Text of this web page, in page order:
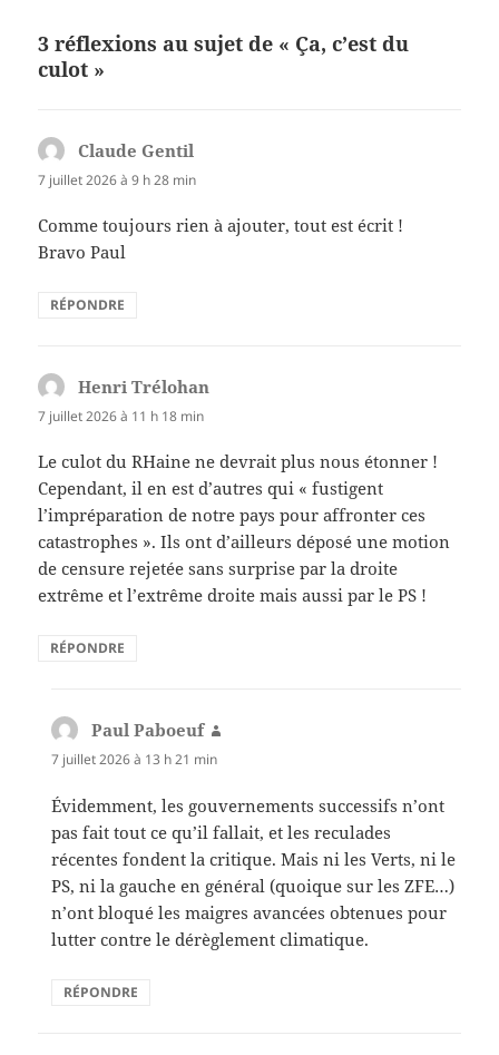
3 réflexions au sujet de « Ça, c’est du
culot »
Claude Gentil
7 juillet 2026 à 9 h 28 min
Comme toujours rien à ajouter, tout est écrit !
Bravo Paul
RÉPONDRE
Henri Trélohan
7 juillet 2026 à 11 h 18 min
Le culot du RHaine ne devrait plus nous étonner !
Cependant, il en est d’autres qui « fustigent
l’impréparation de notre pays pour affronter ces
catastrophes ». Ils ont d’ailleurs déposé une motion
de censure rejetée sans surprise par la droite
extrême et l’extrême droite mais aussi par le PS !
RÉPONDRE
Paul Paboeuf
7 juillet 2026 à 13 h 21 min
Évidemment, les gouvernements successifs n’ont
pas fait tout ce qu’il fallait, et les reculades
récentes fondent la critique. Mais ni les Verts, ni le
PS, ni la gauche en général (quoique sur les ZFE…)
n’ont bloqué les maigres avancées obtenues pour
lutter contre le dérèglement climatique.
RÉPONDRE